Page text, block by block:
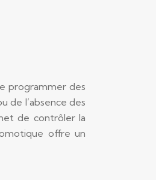
programmer des
de l’absence des
de contrôler la
offre un